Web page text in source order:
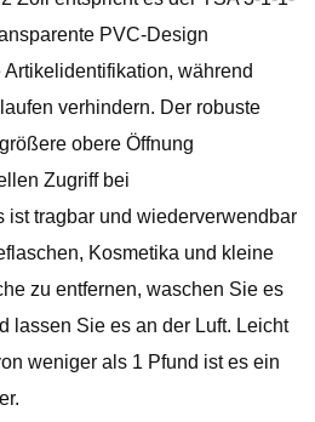
PVC-Design
während
verhindern. Der robuste
obere Öffnung
Zugriff bei
ist tragbar und wiederverwendbar
Kosmetika und kleine
zu entfernen, waschen Sie es
lassen Sie es an der Luft. Leicht
weniger als 1 Pfund ist es ein